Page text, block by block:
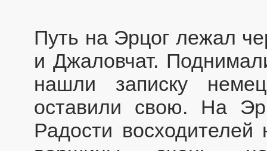
Путь на Эрцог лежал
и Джаловчат.
нашли записку
оставили свою. На
Радости